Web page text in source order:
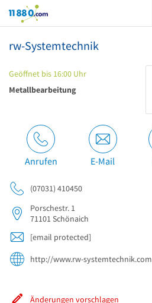
11880.com
rw-Systemtechnik
Geöffnet bis 16:00 Uhr
Metallbearbeitung
Anrufen E-Mail
(07031) 410450
Porschestr. 1
71101Schönaich
[email protected]
http://www.rw-systemtechnik.com
Änderungen vorschlagen